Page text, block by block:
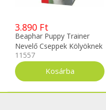
3.890 Ft
Beaphar Puppy Trainer
Nevelő Cseppek Kölyöknek
20ml
11557